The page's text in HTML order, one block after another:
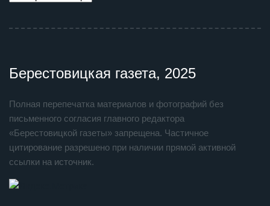
Берестовицкая газета, 2025
Полная перепечатка материалов и фотографий без
письменного согласия главного редактора
«Берестовицкой газеты» запрещена. Частичное
цитирование разрешено при наличии прямой активной
ссылки на источник.